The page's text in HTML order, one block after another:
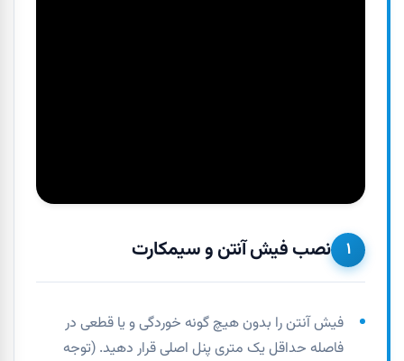
۱ نصب فیش آنتن و سیمکارت
فیش آنتن را بدون هیچ گونه خوردگی و یا قطعی در
فاصله حداقل یک متری پنل اصلی قرار دهید. (توجه